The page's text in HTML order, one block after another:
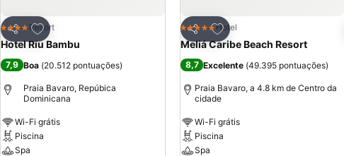
Partilhar
Adicionar aos favoritos
4 EstrelasResort
Hotel Riu Bambu
7,9 Boa (20.512 pontuações)
Praia Bavaro, Repúbica
Dominicana
Wi-Fi grátis
Piscina
Spa
Partilhar
Adicionar aos favoritos
5 EstrelasHotel
Meliá Caribe Beach Resort
8,7 Excelente (49.395 pontuações)
Praia Bavaro, a 4.8 km de Centro da
cidade
Wi-Fi grátis
Piscina
Spa